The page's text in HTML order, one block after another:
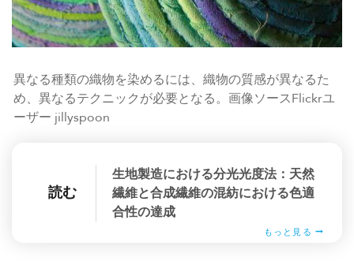
異なる種類の織物を染めるには、織物の質感が異なるた
め、異なるテクニックが必要となる。画像ソースFlickrユ
ーザー jillyspoon
読む
生地製造における分光光度法：天然
繊維と合成繊維の混紡における色適
合性の達成
もっと見る